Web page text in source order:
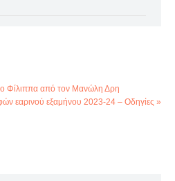
Φίλιππα από τον Μανώλη Δρη
εαρινού εξαμήνου 2023-24 – Οδηγίες »